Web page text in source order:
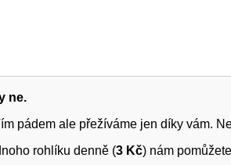
ne.
pádem ale přežíváme jen díky vám.
rohlíku denně (3 Kč) nám